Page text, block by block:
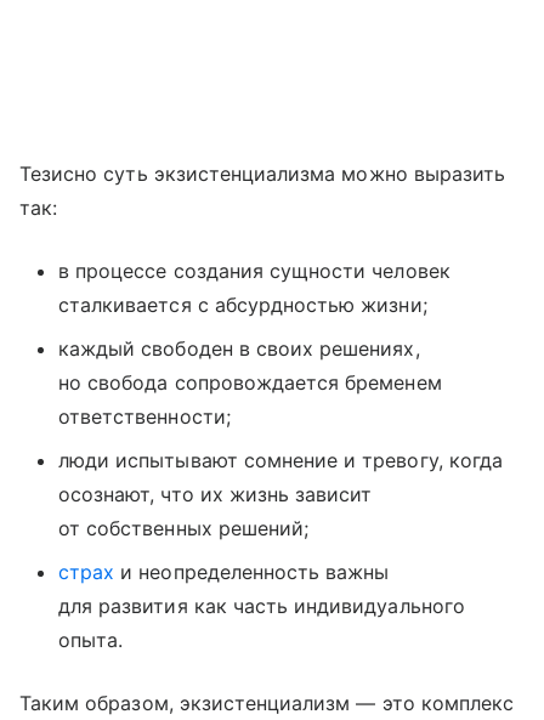
Тезисно суть экзистенциализма можно выразить
так:
в процессе создания сущности человек
сталкивается с абсурдностью жизни;
каждый свободен в своих решениях,
но свобода сопровождается бременем
ответственности;
люди испытывают сомнение и тревогу, когда
осознают, что их жизнь зависит
от собственных решений;
страх и неопределенность важны
для развития как часть индивидуального
опыта.
Таким образом, экзистенциализм — это комплекс